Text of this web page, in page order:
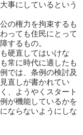
事にしているという
の権力を拘束するも
っても住民にとって
するもの。
硬直してはいけな
常に時代に適したも
では、条例の検討及
直しが書かれてい
、ようやくスタート
が機能しているかを
ならないようにしな